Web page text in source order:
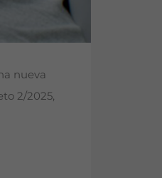
nueva
2/2025,